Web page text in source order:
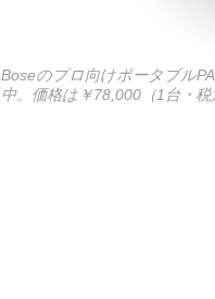
Boseのプロ向けポータブル
中。価格は￥78,000（1台・税